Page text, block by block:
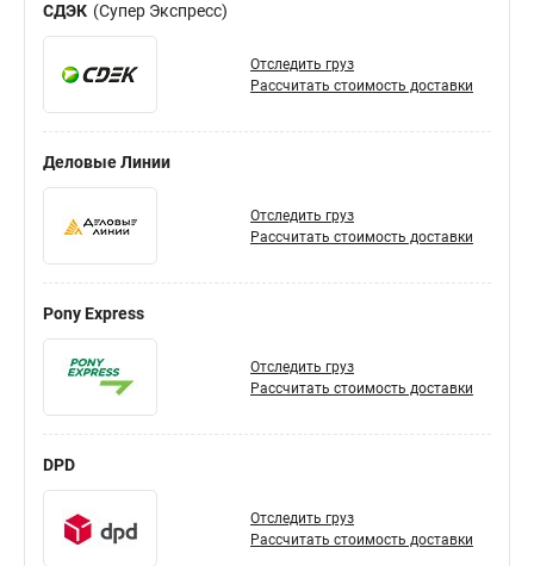
СДЭК Супер Экспресс
Рассчитать стоимость доставки
Отследить груз
Деловые Линии
Рассчитать стоимость доставки
Отследить груз
Pony Express
Рассчитать стоимость доставки
Отследить груз
DPD
Рассчитать стоимость доставки
Отследить груз